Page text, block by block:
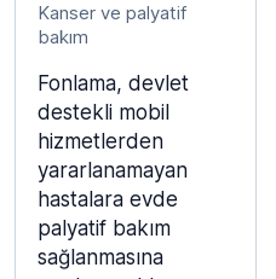
Kanser ve palyatif
bakım
Fonlama, devlet
destekli mobil
hizmetlerden
yararlanamayan
hastalara evde
palyatif bakım
sağlanmasına